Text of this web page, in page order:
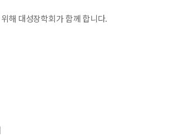
해 대성장학회가 함께 합니다.